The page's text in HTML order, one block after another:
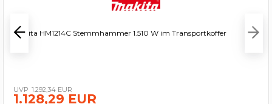
Makita HM1214C Stemmhammer 1.510 W im Transportkoffer
1.292,34 EUR
1.128,29 EUR